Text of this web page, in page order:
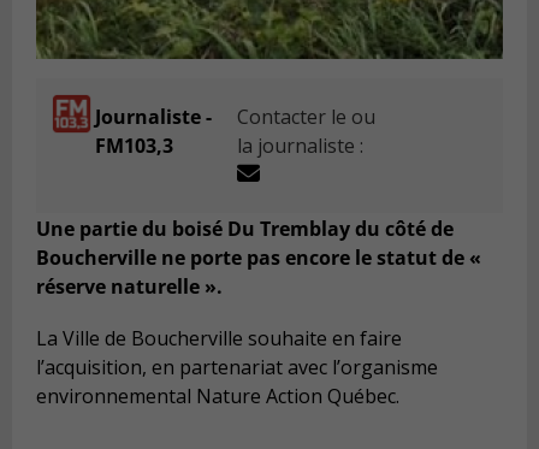
Journaliste -
FM103,3
Contacter le ou
la journaliste :
Une partie du boisé Du Tremblay du côté de
Boucherville ne porte pas encore le statut de «
réserve naturelle ».
La Ville de Boucherville souhaite en faire
l’acquisition, en partenariat avec l’organisme
environnemental Nature Action Québec.